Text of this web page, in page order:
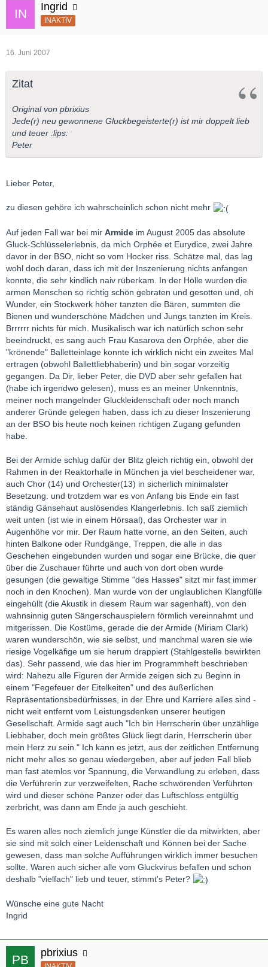
Ingrid
INAKTIV
16. Juni 2007
Zitat
Original von pbrixius
Jede(r) neu gewonnene Gluckbegeisterte(r) ist mir doppelt lieb
und teuer :lips:
Peter
Lieber Peter,
zu diesen gehöre ich wahrscheinlich schon nicht mehr
Auf jeden Fall war bei mir Armide im August 2005 das absolute
Gluck-Schlüsselerlebnis, da mich Orphée et Eurydice, zwei Jahre
davor in der BSO, nicht so vom Hocker riss. Schätze mal, das lag
wohl doch daran, dass ich mit der Inszenierung nichts anfangen
konnte, die sehr kindlich naiv rüberkam. In der Hölle wurden die
armen Menschen so richtig schön gebraten und gesotten und, oh
Wunder, ein Stockwerk höher tanzten die Bären, summten die
Bienen und wunderschöne Mädchen und Jungs tanzten im Kreis.
Brrrrrr nichts für mich. Musikalisch war ich natürlich schon sehr
beeindruckt, es sang auch Frau Kasarova den Orphée, aber die
"krönende" Balletteinlage konnte ich wirklich nicht ein zweites Mal
ertragen (obwohl Ballettliebhaberin) und bin sogar vorzeitig
gegangen. Da Dir, lieber Peter, die DVD aber sehr gefallen hat
(habe ich irgendwo gelesen), muss es an meiner Unkenntnis,
meiner noch mangelnder Gluckleidenschaft oder noch manch
anderer Gründe gelegen haben, dass ich zu dieser Inszenierung
an der BSO bis heute noch keinen richtigen Zugang gefunden
habe.
Bei der Armide schlug dafür der Blitz gleich richtig ein, obwohl der
Rahmen in der Reaktorhalle in München ja viel bescheidener war,
auch Chor (14) und Orchester(13) in sicherlich minimalster
Besetzung. und trotzdem war es von Anfang bis Ende ein fast
ständig Gänsehaut auslösendes Klangerlebnis. Ich saß ziemlich
weit unten (ist wie in einem Hörsaal), das Orchester war in
Augenhöhe vor mir. Der Raum hatte vorne, an den Seiten, auch
hinten Balkone oder Rundgänge, Treppen, die alle in das
Geschehen eingebunden wurden und sogar eine Brücke, die quer
über die Zuschauer führte und auch von dort oben wurde
gesungen (die gewaltige Stimme "des Hasses" sitzt mir fast immer
noch in den Knochen). Man wurde von der unglaublichen Klangfülle
eingehüllt (die Akustik in diesem Raum war sagenhaft), von den
wahnsinnig guten Sängerschauspielern förmlich vereinnahmt und
mitgerissen. Die Kostüme, gerade die der Armide (Miriam Clark)
waren wunderschön, wie sie selbst, und manchmal waren sie wie
riesige Vogelkäfige um sie herum drappiert (Stahlgestelle bewirkten
das). Sehr passend, wie das hier im Programmheft beschrieben
wird: Nahezu alle Figuren der Armide zeigen sich zu Beginn in
einem "Fegefeuer der Eitelkeiten" und des äußerlichen
Repräsentationsbedürfnisses, in der Ehre und Karriere alles sind -
nicht weit entfernt vom Leistungsdenken unserer heutigen
Gesellschaft. Armide sagt auch "Ich bin Herrscherin über unzählige
Liebhaber, doch mein größtes Glück liegt darin, Herrscherin über
mein Herz zu sein." Ich kann es jetzt, aus der zeitlichen Entfernung
nicht mehr alles so genau wiedergeben, aber auf jeden Fall blieb
man fast atemlos vor Spannung, die Verwandlung zu erleben, dass
die Verführerin zur verzweifelten, Rache schwörenden Verführten
wird und dieser schöne Panzer oder das Luftschloss entgültig
zerbricht, was dann am Ende ja auch geschieht.
Es waren alles noch ziemlich junge Künstler die da mitwirkten, aber
sie sind mit solch einer Leidenschaft und Können bei der Sache
gewesen, dass man solche Aufführungen wirklich immer besuchen
sollte. Waren auch sicher alle vom Gluckvirus befallen und schon
deshalb "vielfach" lieb und teuer, stimmt's Peter?
Wünsche eine gute Nacht
Ingrid
pbrixius